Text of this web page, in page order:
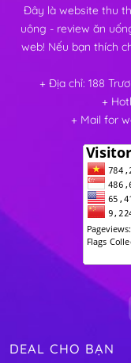
Đây là website thu
uông - review ăn
web! Nếu bạn thích
+ Địa chỉ: 188
+
+ Mail for
DEAL CHO BẠN